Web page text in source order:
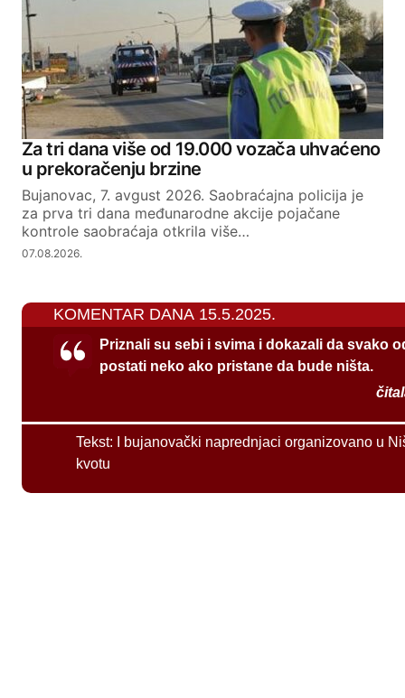
Za tri dana više od 19.000 vozača uhvaćeno
u prekoračenju brzine
Bujanovac, 7. avgust 2026. Saobraćajna policija je
za prva tri dana međunarodne akcije pojačane
kontrole saobraćaja otkrila više…
07.08.2026.
KOMENTAR DANA 15.5.2025.
Priznali su sebi i svima i dokazali da svako
postati neko ako pristane da bude ništa.
Tekst:
I bujanovački naprednjaci organizovano u
kvotu